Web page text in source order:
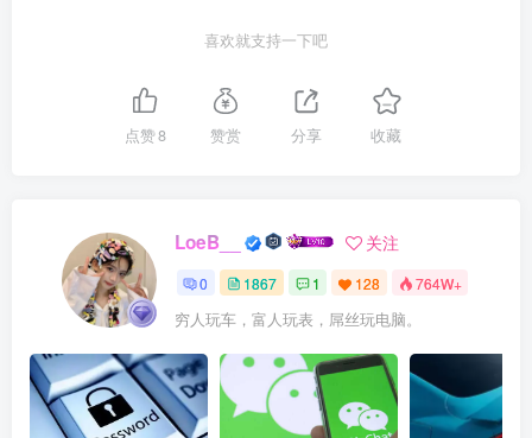
喜欢就支持一下吧
点赞8 赞赏 分享 收藏
LoeB__ 关注
0 1867 1 128 764W+
穷人玩车，富人玩表，屌丝玩电脑。